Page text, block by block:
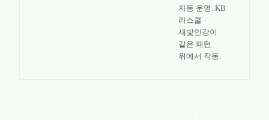
자동 운영. KB
라스쿨 ·
새빛인강이
같은 패턴
위에서 작동.